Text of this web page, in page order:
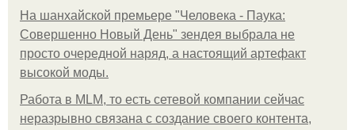
На шанхайской премьере "Человека - Паука:
Совершенно Новый День" зендея выбрала не
просто очередной наряд, а настоящий артефакт
высокой моды.
Работа в MLM, то есть сетевой компании сейчас
неразрывно связана с создание своего контента,